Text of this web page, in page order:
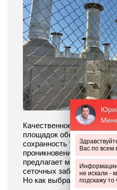
Качественное ограждение
площадок обеспечивает
сохранность техники, а
проникновение
предлагает массу
сеточных заборов до
Но как выбрать
Вас по всем
не искали -
подскажу то